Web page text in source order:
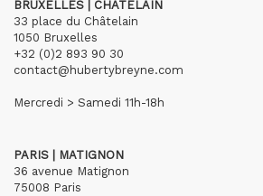
BRUXELLES | CHÂTELAIN
33 place du Châtelain
1050 Bruxelles
+32 (0)2 893 90 30
contact@hubertybreyne.com
Mercredi > Samedi 11h-18h
PARIS | MATIGNON
36 avenue Matignon
75008 Paris